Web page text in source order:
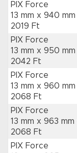
PIX Force
13 mm x 940 mm
2019 Ft
PIX Force
13 mm x 950 mm
2042 Ft
PIX Force
13 mm x 960 mm
2068 Ft
PIX Force
13 mm x 963 mm
2068 Ft
PIX Force